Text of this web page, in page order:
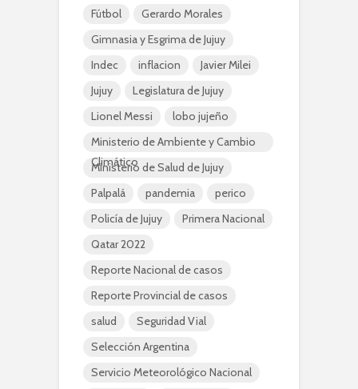
Fútbol
Gerardo Morales
Gimnasia y Esgrima de Jujuy
Indec
inflacion
Javier Milei
Jujuy
Legislatura de Jujuy
Lionel Messi
lobo jujeño
Ministerio de Ambiente y Cambio
Climático
Ministerio de Salud de Jujuy
Palpalá
pandemia
perico
Policía de Jujuy
Primera Nacional
Qatar 2022
Reporte Nacional de casos
Reporte Provincial de casos
salud
Seguridad Vial
Selección Argentina
Servicio Meteorológico Nacional